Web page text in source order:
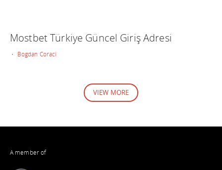
Mostbet Türkiye Güncel Giriş Adresi
• Bogdan Coraci
VIEW MORE
A member of